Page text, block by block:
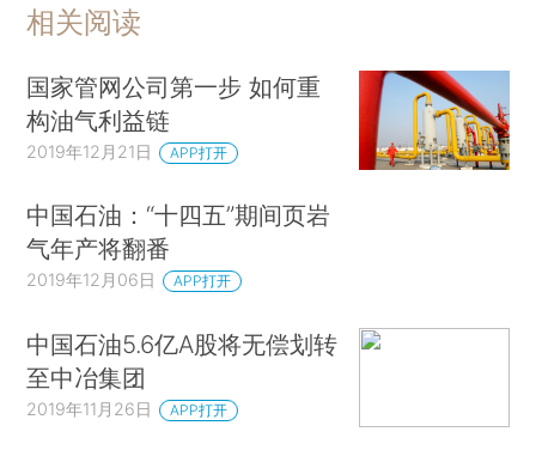
相关阅读
国家管网公司第一步 如何重
构油气利益链
2019年12月21日 APP打开
中国石油：“十四五”期间页岩
气年产将翻番
2019年12月06日 APP打开
中国石油5.6亿A股将无偿划转
至中冶集团
2019年11月26日 APP打开